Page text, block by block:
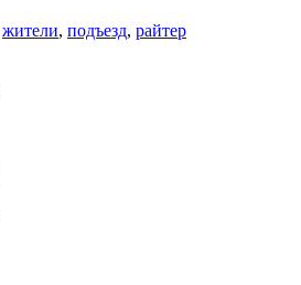
жители, подъезд, райтер